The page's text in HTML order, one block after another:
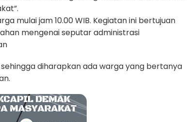
mulai jam 10.00 WIB. Kegiatan ini bertujuan
mengenai seputar administrasi
diharapkan ada warga yang bertanya